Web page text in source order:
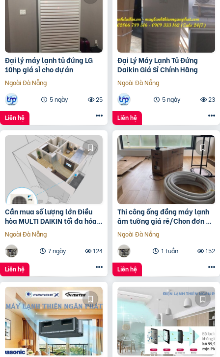
Đại lý máy lạnh tủ đứng LG
10hp giá sỉ cho dự án
Ngoài Đà Nẵng
5 ngày
25
Liên hệ
Đại Lý Máy Lạnh Tủ Đứng
Daikin Giá Sỉ Chính Hãng
Ngoài Đà Nẵng
5 ngày
23
Liên hệ
Cần mua số lượng lớn Điều
hòa MULTI DAIKIN tối đa hóa
không gian giá rẻ
Ngoài Đà Nẵng
7 ngày
124
Liên hệ
Thi công ống đồng máy lạnh
âm tường giá rẻ/Chọn đơn vị
thi công uy tín nào
Ngoài Đà Nẵng
1 tuần
152
Liên hệ